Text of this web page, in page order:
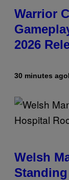
Warrior
2026
30 minutes ago
Welsh